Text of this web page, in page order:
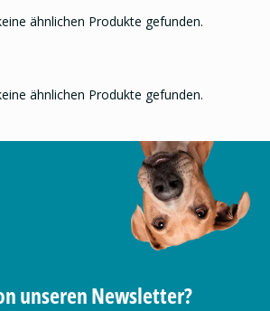
ähnlichen Produkte gefunden.
ähnlichen Produkte gefunden.
unseren Newsletter?